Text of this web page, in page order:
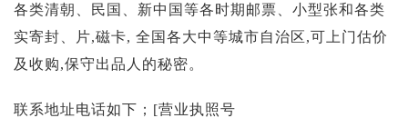
热点话题
邮币卡苑
各类清朝、民国、新中国等各时期邮票、小型张和各类
实寄封、片,磁卡, 全国各大中等城市自治区,可上门估价
及收购,保守出品人的秘密。
联系地址电话如下；[营业执照号